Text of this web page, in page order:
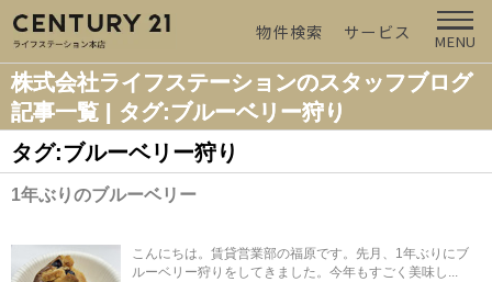
物件検索 サービス MENU
株式会社ライフステーションのスタッフブログ
記事一覧 | タグ:ブルーベリー狩り
タグ:ブルーベリー狩り
1年ぶりのブルーベリー
こんにちは。賃貸営業部の福原です。先月、1年ぶりにブ
ルーベリー狩りをしてきました。今年もすごく美味し...